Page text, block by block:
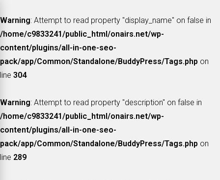
Warning: Attempt to read property "display_name" on false in
/home/c9833241/public_html/onairs.net/wp-
content/plugins/all-in-one-seo-
pack/app/Common/Standalone/BuddyPress/Tags.php on
line 304
Warning: Attempt to read property "description" on false in
/home/c9833241/public_html/onairs.net/wp-
content/plugins/all-in-one-seo-
pack/app/Common/Standalone/BuddyPress/Tags.php on
line 289